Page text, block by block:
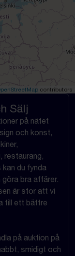
contributors
Sälj
på nätet
och konst,
restaurang,
du fynda
göra bra affärer.
är stor att vi
till ett bättre
på auktion på
smidigt och